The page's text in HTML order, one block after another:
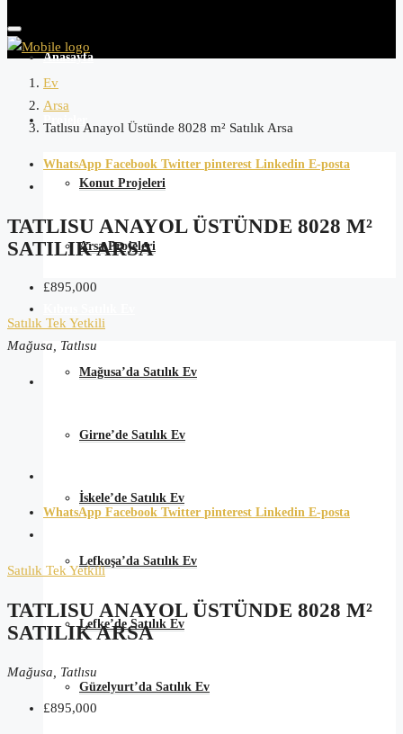
Anasayfa
Projeler
Konut Projeleri
Arsa Projeleri
Mağusa’da Satılık Ev
Girne’de Satılık Ev
İskele’de Satılık Ev
Lefkoşa’da Satılık Ev
Lefke’de Satılık Ev
Güzelyurt’da Satılık Ev
Ev
Arsa
Tatlısu Anayol Üstünde 8028 m² Satılık Arsa
WhatsApp Facebook Twitter pinterest Linkedin E-posta
TATLISU ANAYOL ÜSTÜNDE 8028 M²
SATILIK ARSA
£895,000
Satılık Tek Yetkili
Mağusa, Tatlısu
WhatsApp Facebook Twitter pinterest Linkedin E-posta
Satılık Tek Yetkili
TATLISU ANAYOL ÜSTÜNDE 8028 M²
SATILIK ARSA
Mağusa, Tatlısu
£895,000